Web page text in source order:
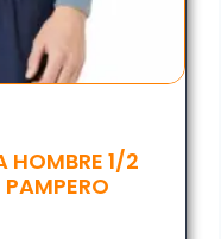
HOMBRE 1/2